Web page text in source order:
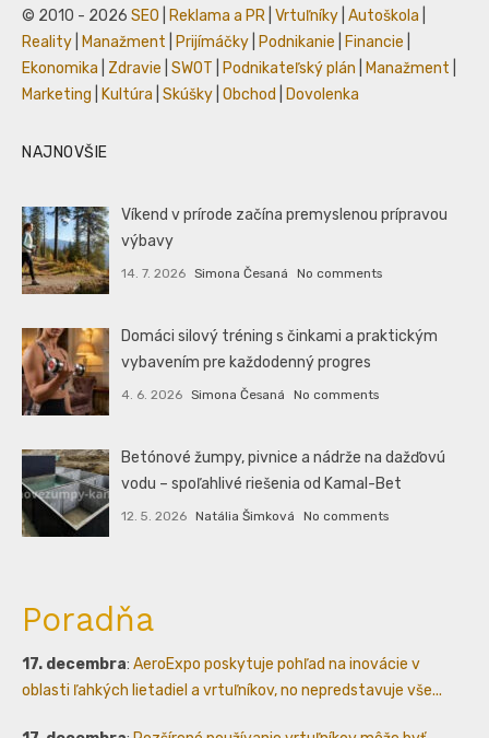
© 2010 - 2026 SEO Reklama a PR Vrtuľníky Autoškola
Reality
Manažment Prijímáčky Podnikanie Financie
Ekonomika
Zdravie SWOT Podnikateľský plán Manažment
Marketing
Kultúra Skúšky Obchod Dovolenka
NAJNOVŠIE
Víkend v prírode začína premyslenou prípravou
výbavy
14. 7. 2026 Simona Česaná No comments
Domáci silový tréning s činkami a praktickým
vybavením pre každodenný progres
4. 6. 2026 Simona Česaná No comments
Betónové žumpy, pivnice a nádrže na dažďovú
vodu – spoľahlivé riešenia od Kamal-Bet
12. 5. 2026 Natália Šimková No comments
Poradňa
17. decembra: AeroExpo poskytuje pohľad na inovácie v
oblasti ľahkých lietadiel a vrtuľníkov, no nepredstavuje vše...